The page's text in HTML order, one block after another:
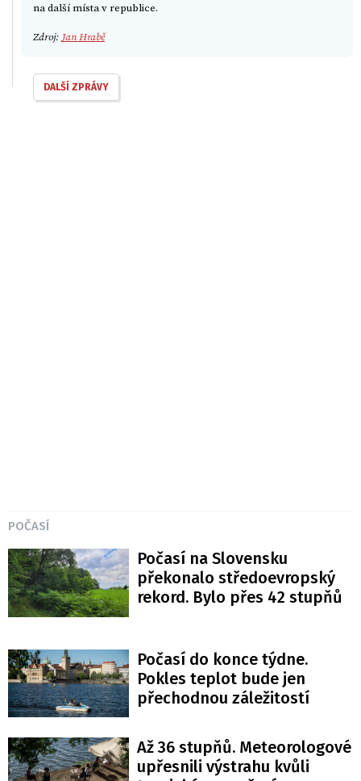
na další místa v republice.
Zdroj: Jan Hrabě
DALŠÍ ZPRÁVY
POČASÍ
Počasí na Slovensku
překonalo středoevropský
rekord. Bylo přes 42 stupňů
Počasí do konce týdne.
Pokles teplot bude jen
přechodnou záležitostí
Až 36 stupňů. Meteorologové
upřesnili výstrahu kvůli